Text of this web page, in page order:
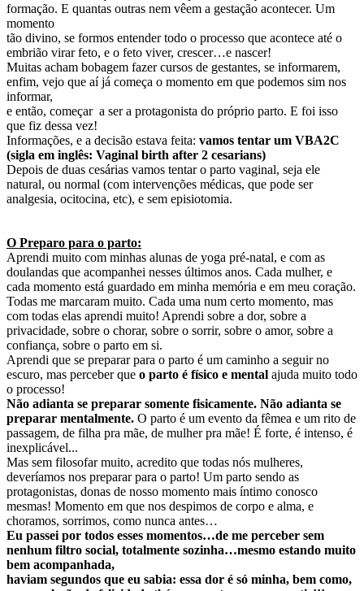
formação. E quantas outras nem vêem a gestação acontecer. Um
momento
tão divino, se formos entender todo o processo que acontece até o
embrião virar feto, e o feto viver, crescer…e nascer!
Muitas acham bobagem fazer cursos de gestantes, se informarem,
enfim, vejo que aí já começa o momento em que podemos sim nos
informar,
e então, começar a ser a protagonista do próprio parto. E foi isso
que fiz dessa vez!
Informações, e a decisão estava feita: vamos tentar um VBA2C
(sigla em inglês: Vaginal birth after 2 cesarians)
Depois de duas cesárias vamos tentar o parto vaginal, seja ele
natural, ou normal (com intervenções médicas, que pode ser
analgesia, ocitocina, etc), e sem episiotomia.
O Preparo para o parto:
Aprendi muito com minhas alunas de yoga pré-natal, e com as
doulandas que acompanhei nesses últimos anos. Cada mulher, e
cada momento está guardado em minha memória e em meu coração.
Todas me marcaram muito. Cada uma num certo momento, mas
com todas elas aprendi muito! Aprendi sobre a dor, sobre a
privacidade, sobre o chorar, sobre o sorrir, sobre o amor, sobre a
confiança, sobre o parto em si.
Aprendi que se preparar para o parto é um caminho a seguir no
escuro, mas perceber que o parto é físico e mental ajuda muito todo
o processo!
Não adianta se preparar somente fisicamente. Não adianta se
preparar mentalmente. O parto é um evento da fêmea e um rito de
passagem, de filha pra mãe, de mulher pra mãe! É forte, é intenso, é
inexplicável...
Mas sem filosofar muito, acredito que todas nós mulheres,
deveríamos nos preparar para o parto! Um parto sendo as
protagonistas, donas de nosso momento mais íntimo conosco
mesmas! Momento em que nos despimos de corpo e alma, e
choramos, sorrimos, como nunca antes…
Eu passei por todos esses momentos…de me perceber sem
nenhum filtro social, totalmente sozinha…mesmo estando muito
bem acompanhada,
haviam segundos que eu sabia: essa dor é só minha, bem como,